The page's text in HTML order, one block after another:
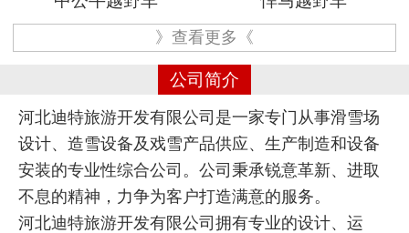
》查看更多《
公司简介
河北迪特旅游开发有限公司是一家专门从事滑雪场
设计、造雪设备及戏雪产品供应、生产制造和设备
安装的专业性综合公司。公司秉承锐意革新、进取
不息的精神，力争为客户打造满意的服务。
河北迪特旅游开发有限公司拥有专业的设计、运